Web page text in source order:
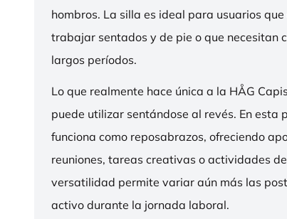
hombros. La silla es ideal para usuarios
trabajar sentados y de pie o que necesitan
largos períodos.
Lo que realmente hace única a la HÅG
puede utilizar sentándose al revés. En esta
funciona como reposabrazos, ofreciendo
reuniones, tareas creativas o actividades
versatilidad permite variar aún más las
activo durante la jornada laboral.